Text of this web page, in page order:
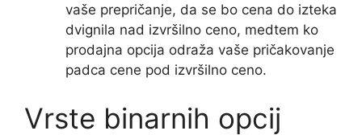
vaše prepričanje, da se bo cena do izteka
dvignila nad izvršilno ceno, medtem ko
prodajna opcija odraža vaše pričakovanje
padca cene pod izvršilno ceno.
Vrste binarnih opcij